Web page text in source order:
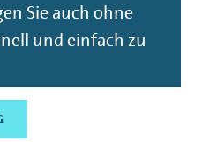
Sie auch ohne
und einfach zu